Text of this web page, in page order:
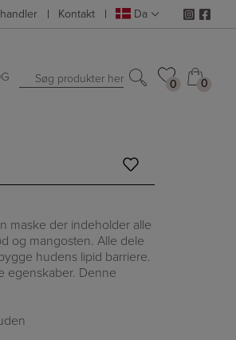
Kontakt Da
Søg produkter her 0
0 0
0
maske der indeholder alle
og mangosten. Alle dele
hudens lipid barriere.
egenskaber. Denne